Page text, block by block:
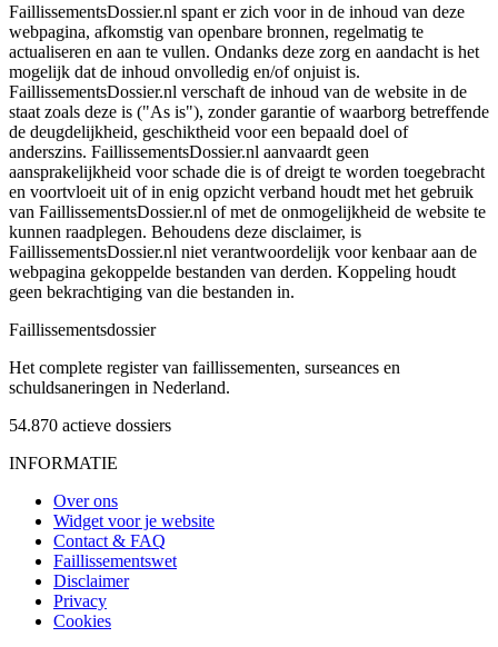
FaillissementsDossier.nl spant er zich voor in de inhoud van deze
webpagina, afkomstig van openbare bronnen, regelmatig te
actualiseren en aan te vullen. Ondanks deze zorg en aandacht is het
mogelijk dat de inhoud onvolledig en/of onjuist is.
FaillissementsDossier.nl verschaft de inhoud van de website in de
staat zoals deze is ("As is"), zonder garantie of waarborg betreffende
de deugdelijkheid, geschiktheid voor een bepaald doel of
anderszins. FaillissementsDossier.nl aanvaardt geen
aansprakelijkheid voor schade die is of dreigt te worden toegebracht
en voortvloeit uit of in enig opzicht verband houdt met het gebruik
van FaillissementsDossier.nl of met de onmogelijkheid de website te
kunnen raadplegen. Behoudens deze disclaimer, is
FaillissementsDossier.nl niet verantwoordelijk voor kenbaar aan de
webpagina gekoppelde bestanden van derden. Koppeling houdt
geen bekrachtiging van die bestanden in.
Faillissementsdossier
Het complete register van faillissementen, surseances en
schuldsaneringen in Nederland.
54.870 actieve dossiers
INFORMATIE
Over ons
Widget voor je website
Contact & FAQ
Faillissementswet
Disclaimer
Privacy
Cookies